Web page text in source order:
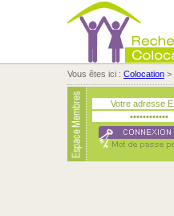
Vous êtes ici : Colocation >